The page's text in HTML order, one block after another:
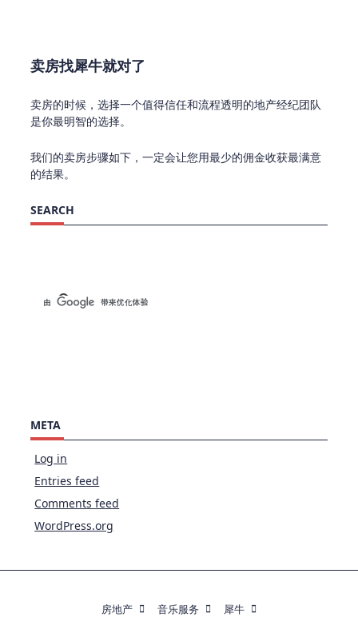
卖房找犀牛就对了
卖房的时候，选择一个值得信任和流程透明的地产经纪团队
是你最明智的选择。
我们的卖房步骤如下，一定会让您用最少的佣金收获最满意
的结果。
SEARCH
META
Log in
Entries feed
Comments feed
WordPress.org
房地产 音乐服务 犀牛